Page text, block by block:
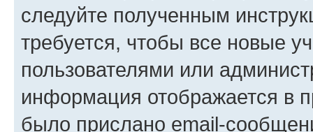
следуйте полученным
требуется, чтобы все новые
пользователями или
информация отображается в
было прислано email-